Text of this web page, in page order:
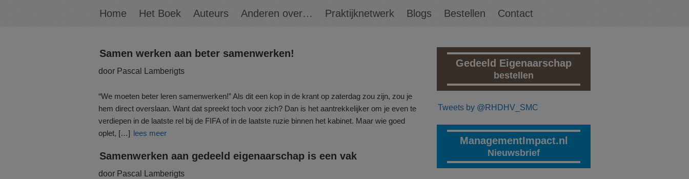
Home Het Boek Auteurs Anderen over… Praktijknetwerk Blogs Bestellen Contact
Samen werken aan beter samenwerken!
door Pascal Lamberigts
“We moeten beter leren samenwerken!” Als dit een kop in de krant op zaterdag zou zijn, zou je
hem direct overslaan. Want dat spreekt toch voor zich? Dan is het aantrekkelijker om je even te
verdiepen in de laatste rel bij de FIFA of in de laatste ruzie binnen het kabinet. Maar wie goed
oplet, […] lees meer
Samenwerken aan gedeeld eigenaarschap is een vak
door Pascal Lamberigts
Gedeeld Eigenaarschap
bestellen
Tweets by @RHDHV_SMC
ManagementImpact.nl
Nieuwsbrief